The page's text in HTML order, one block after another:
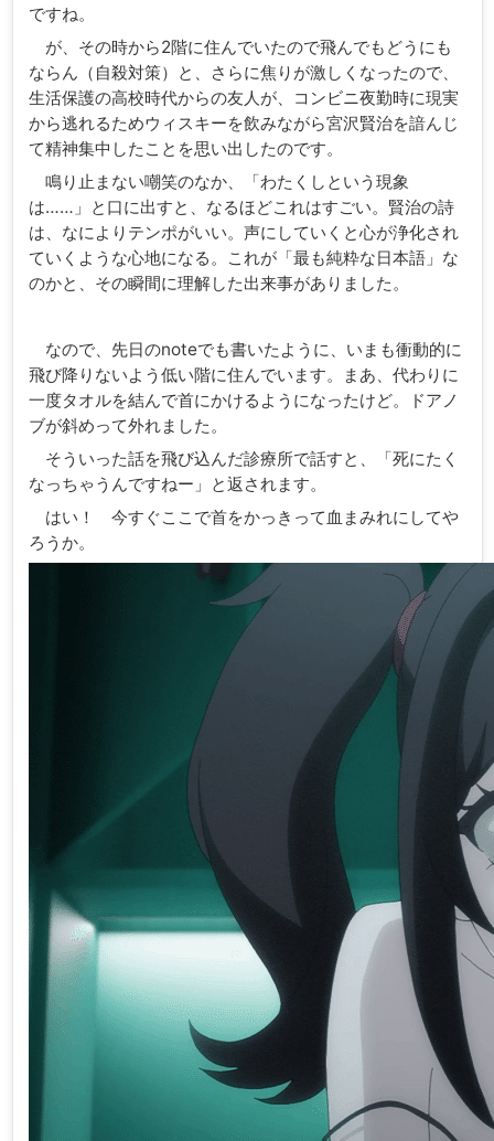
ですね。
が、その時から2階に住んでいたので飛んでもどうにも
ならん（自殺対策）と、さらに焦りが激しくなったので、
生活保護の高校時代からの友人が、コンビニ夜勤時に現実
から逃れるためウィスキーを飲みながら宮沢賢治を諳んじ
て精神集中したことを思い出したのです。
鳴り止まない嘲笑のなか、「わたくしという現象
は……」と口に出すと、なるほどこれはすごい。賢治の詩
は、なによりテンポがいい。声にしていくと心が浄化され
ていくような心地になる。これが「最も純粋な日本語」な
のかと、その瞬間に理解した出来事がありました。
なので、先日のnoteでも書いたように、いまも衝動的に
飛び降りないよう低い階に住んでいます。まあ、代わりに
一度タオルを結んで首にかけるようになったけど。ドアノ
ブが斜めって外れました。
そういった話を飛び込んだ診療所で話すと、「死にたく
なっちゃうんですねー」と返されます。
はい！ 今すぐここで首をかっきって血まみれにしてや
ろうか。